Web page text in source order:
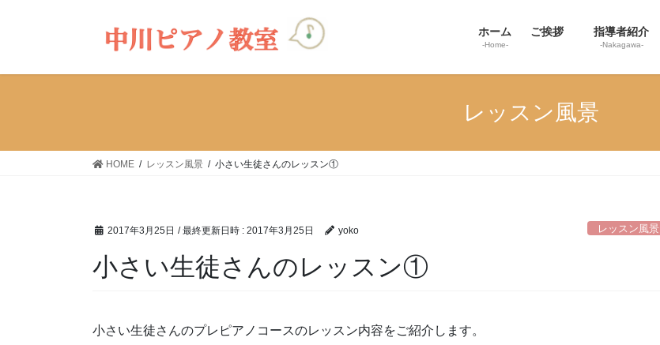
ホーム
-Home-
ご挨拶 指導者紹介
-Nakagawa-
レッスン風景
HOME レッスン風景 小さい生徒さんのレッスン①
2017年3月25日 / 最終更新日時 : 2017年3月25日 yoko レッスン風景
小さい生徒さんのレッスン①
小さい生徒さんのプレピアノコースのレッスン内容をご紹介します。